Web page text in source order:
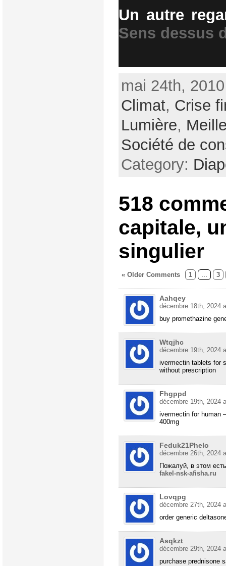
Un autre
Sens dessus
mai 24th,
Climat, Crise
Lumière,
Société de
Category:
518
capitale,
singulier
« Older Comments 1 ... 3
Aahqey
décembre 18th, 2024
buy promethazine
Wtqjhc
décembre 19th, 2024
ivermectin tablets for
without prescription
Fhgppd
décembre 19th, 2024
ivermectin for human
400mg
Feduk21Phelo
décembre 26th, 2024
Пожалуй, в этом
fakel-nsk-afisha.ru
Lovqpg
décembre 27th, 2024
order generic
Asqkzt
décembre 29th, 2024
purchase prednisone